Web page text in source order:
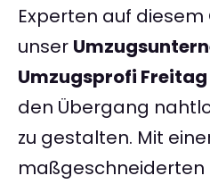
Experten auf diesem
unser
Umzugsprofi
den Übergang
zu gestalten. Mit
maßgeschneiderten